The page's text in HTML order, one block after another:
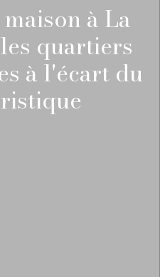
à La
quartiers
à l'écart du